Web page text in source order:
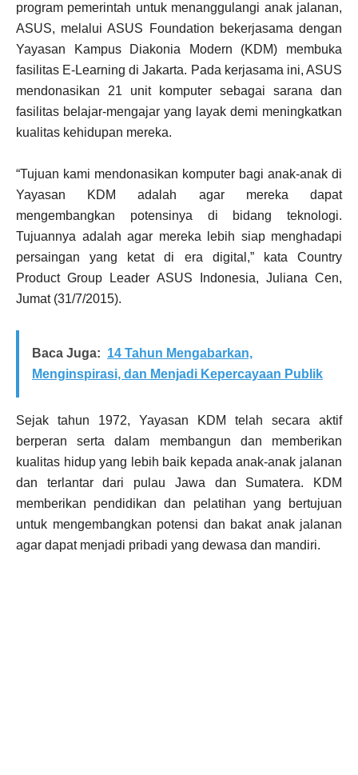
program pemerintah untuk menanggulangi anak jalanan,
ASUS, melalui ASUS Foundation bekerjasama dengan
Yayasan Kampus Diakonia Modern (KDM) membuka
fasilitas E-Learning di Jakarta. Pada kerjasama ini, ASUS
mendonasikan 21 unit komputer sebagai sarana dan
fasilitas belajar-mengajar yang layak demi meningkatkan
kualitas kehidupan mereka.
“Tujuan kami mendonasikan komputer bagi anak-anak di
Yayasan KDM adalah agar mereka dapat
mengembangkan potensinya di bidang teknologi.
Tujuannya adalah agar mereka lebih siap menghadapi
persaingan yang ketat di era digital,” kata Country
Product Group Leader ASUS Indonesia, Juliana Cen,
Jumat (31/7/2015).
Baca Juga: 14 Tahun Mengabarkan,
Menginspirasi, dan Menjadi Kepercayaan Publik
Sejak tahun 1972, Yayasan KDM telah secara aktif
berperan serta dalam membangun dan memberikan
kualitas hidup yang lebih baik kepada anak-anak jalanan
dan terlantar dari pulau Jawa dan Sumatera. KDM
memberikan pendidikan dan pelatihan yang bertujuan
untuk mengembangkan potensi dan bakat anak jalanan
agar dapat menjadi pribadi yang dewasa dan mandiri.